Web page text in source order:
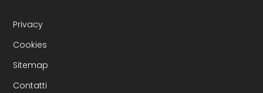
Privacy
Cookies
Sitemap
Contatti